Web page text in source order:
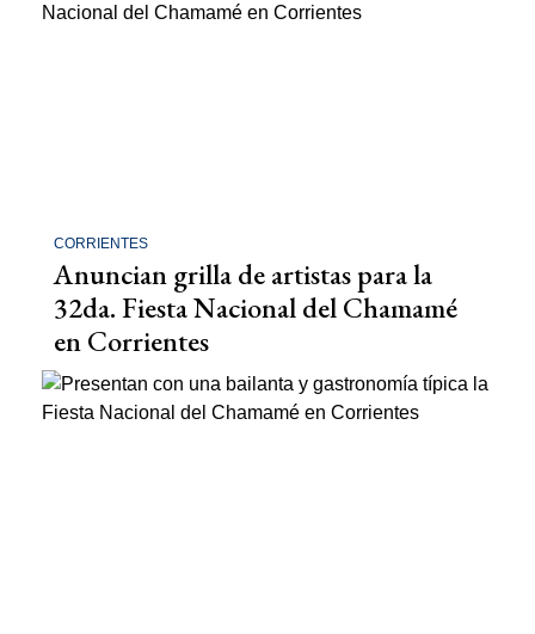
CORRIENTES
Anuncian grilla de artistas para la
32da. Fiesta Nacional del Chamamé
en Corrientes